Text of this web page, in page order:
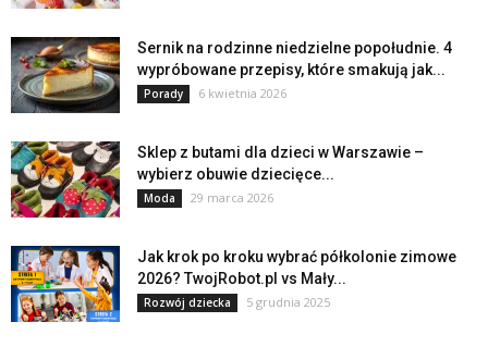
Sernik na rodzinne niedzielne popołudnie. 4
wypróbowane przepisy, które smakują jak...
Porady 6 kwietnia 2026
Sklep z butami dla dzieci w Warszawie –
wybierz obuwie dziecięce...
Moda 29 marca 2026
Jak krok po kroku wybrać półkolonie zimowe
2026? TwojRobot.pl vs Mały...
Rozwój dziecka 5 grudnia 2025